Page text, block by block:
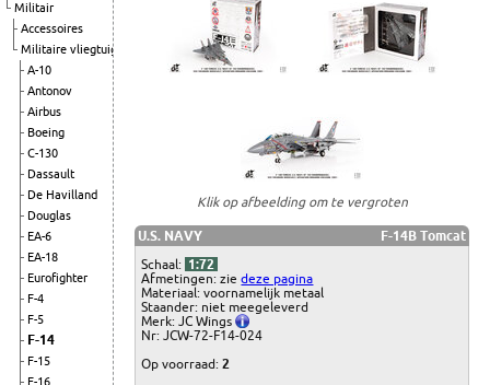
Militair
Accessoires
Militaire vliegtuigen
A-10
Antonov
Airbus
Boeing
C-130
Dassault
De Havilland
Douglas
EA-6
EA-18
Eurofighter
F-4
F-5
F-14
F-15
F-16
Klik op afbeelding om te vergroten
U.S. NAVY
F-14B Tomcat
Schaal: 1:72
Afmetingen: ziedeze pagina
Materiaal: voornamelijk metaal
Staander: niet meegeleverd
Merk: JC Wings
Nr: JCW-72-F14-024
Op voorraad:2